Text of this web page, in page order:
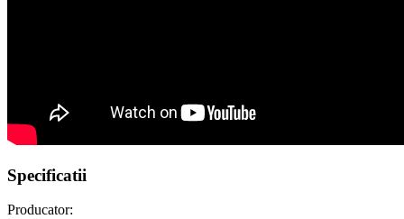
Specificatii
Producator: